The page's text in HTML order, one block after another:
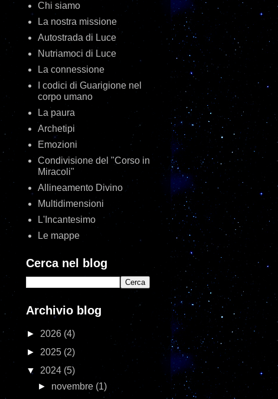
Chi siamo
La nostra missione
Autostrada di Luce
Nutriamoci di Luce
La connessione
I codici di Guarigione nel
corpo umano
La paura
Archetipi
Emozioni
Condivisione del "Corso in
Miracoli"
Allineamento Divino
Multidimensioni
L'Incantesimo
Le mappe
Cerca nel blog
Archivio blog
► 2026 (4)
► 2025 (2)
▼ 2024 (5)
► novembre (1)